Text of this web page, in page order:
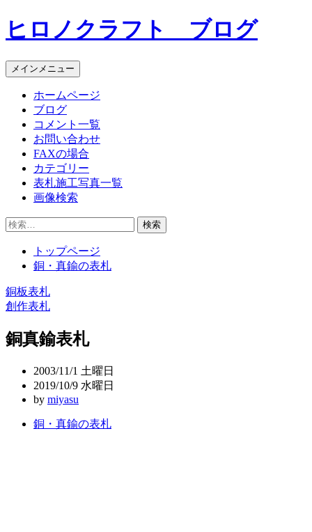
コ
ン
ン
ツ
ヒロノクラフト ブログ
メインメニュー
ホームページ
ブログ
コメント一覧
お問い合わせ
FAXの場合
カテゴリー
表札施工写真一覧
画像検索
検
トップページ
銅・真鍮の表札
投
稿
ナ
銅板表札
創作表札
銅真鍮表札
2003/11/1 土曜日
2019/10/9 水曜日
by miyasu
銅・真鍮の表札